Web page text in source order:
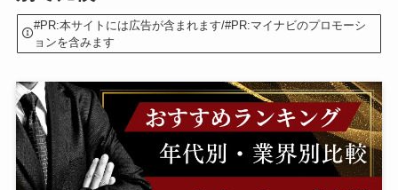
#PR:本サイトには広告が含まれます/#PR:マイナビのプロモーシ
ョンを含みます